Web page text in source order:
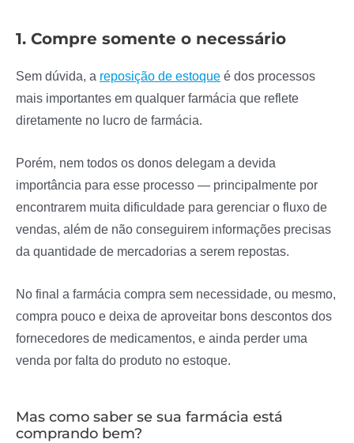
1. Compre somente o necessário
Sem dúvida, a reposição de estoque é dos processos
mais importantes em qualquer farmácia que reflete
diretamente no lucro de farmácia.
Porém, nem todos os donos delegam a devida
importância para esse processo — principalmente por
encontrarem muita dificuldade para gerenciar o fluxo de
vendas, além de não conseguirem informações precisas
da quantidade de mercadorias a serem repostas.
No final a farmácia compra sem necessidade, ou mesmo,
compra pouco e deixa de aproveitar bons descontos dos
fornecedores de medicamentos, e ainda perder uma
venda por falta do produto no estoque.
Mas como saber se sua farmácia está
comprando bem?